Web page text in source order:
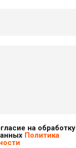
на обработку
Политика